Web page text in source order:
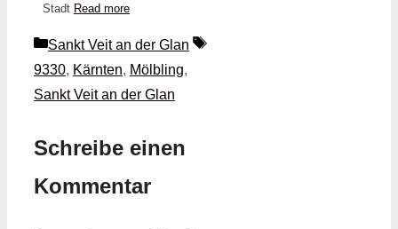
Stadt Read more
Kategorien
Sankt Veit an der Glan
Schlagwörter
9330, Kärnten, Mölbling,
Sankt Veit an der Glan
Schreibe einen
Kommentar